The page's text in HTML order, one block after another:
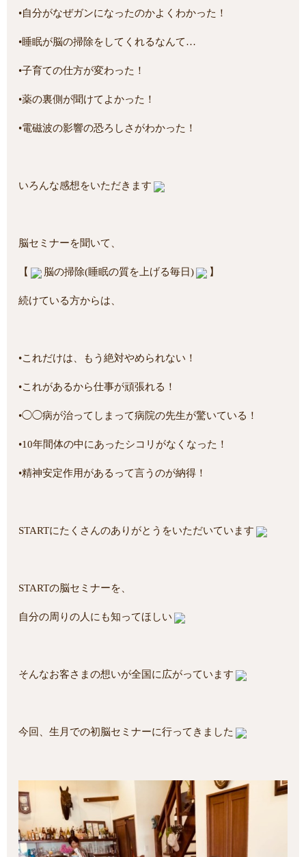
•自分がなぜガンになったのかよくわかった！
•睡眠が脳の掃除をしてくれるなんて…
•子育ての仕方が変わった！
•薬の裏側が聞けてよかった！
•電磁波の影響の恐ろしさがわかった！
いろんな感想をいただきます
脳セミナーを聞いて、
【 脳の掃除(睡眠の質を上げる毎日) 】
続けている方からは、
•これだけは、もう絶対やめられない！
•これがあるから仕事が頑張れる！
•◯◯病が治ってしまって病院の先生が驚いている！
•10年間体の中にあったシコリがなくなった！
•精神安定作用があるって言うのが納得！
STARTにたくさんのありがとうをいただいています
STARTの脳セミナーを、
自分の周りの人にも知ってほしい
そんなお客さまの想いが全国に広がっています
今回、生月での初脳セミナーに行ってきました